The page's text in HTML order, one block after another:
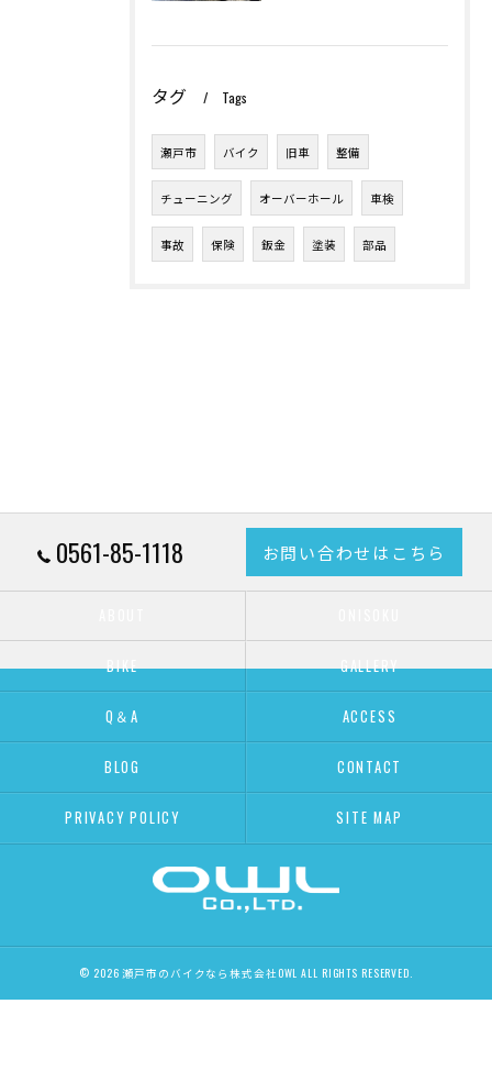
タグ Tags
瀬戸市 バイク 旧車 整備
チューニング オーバーホール 車検
事故 保険 鈑金 塗装 部品
0561-85-1118 お問い合わせはこちら
BIKE GALLERY
Q＆A ACCESS
BLOG CONTACT
PRIVACY POLICY SITE MAP
© 2026 瀬戸市のバイクなら株式会社OWL ALL RIGHTS RESERVED.